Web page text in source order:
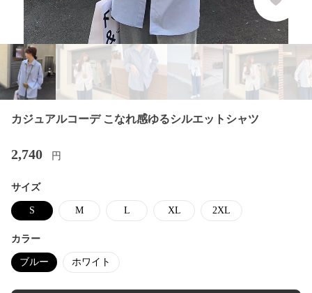
カジュアルコーデ こなれ感ゆるシルエットシャツ
2,740 円
サイズ
S M L XL 2XL
カラー
ブルー ホワイト